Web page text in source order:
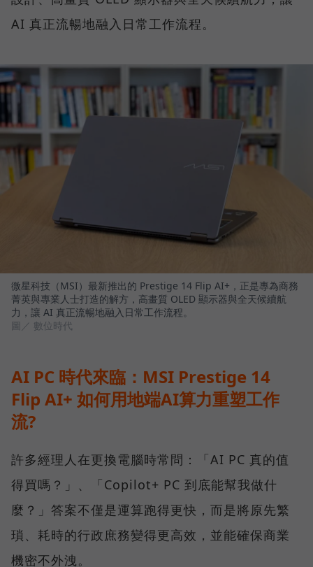
AI 真正流暢地融入日常工作流程。
微星科技（MSI）最新推出的 Prestige 14 Flip AI+，正是專為商務
菁英與專業人士打造的解方，高畫質 OLED 顯示器與全天候續航
力，讓 AI 真正流暢地融入日常工作流程。
圖／ 數位時代
AI PC 時代來臨：MSI Prestige 14
Flip AI+ 如何用地端AI算力重塑工作
流?
許多經理人在更換電腦時常問：「AI PC 真的值
得買嗎？」、「Copilot+ PC 到底能幫我做什
麼？」答案不僅是運算跑得更快，而是將原先繁
瑣、耗時的行政庶務變得更高效，並能確保商業
機密不外洩。